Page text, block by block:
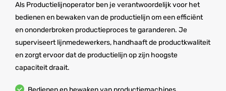
Als Productielijnoperator ben je verantwoordelijk voor het
bedienen en bewaken van de productielijn om een efficiënt
en ononderbroken productieproces te garanderen. Je
superviseert lijnmedewerkers, handhaaft de productkwaliteit
en zorgt ervoor dat de productielijn op zijn hoogste
capaciteit draait.